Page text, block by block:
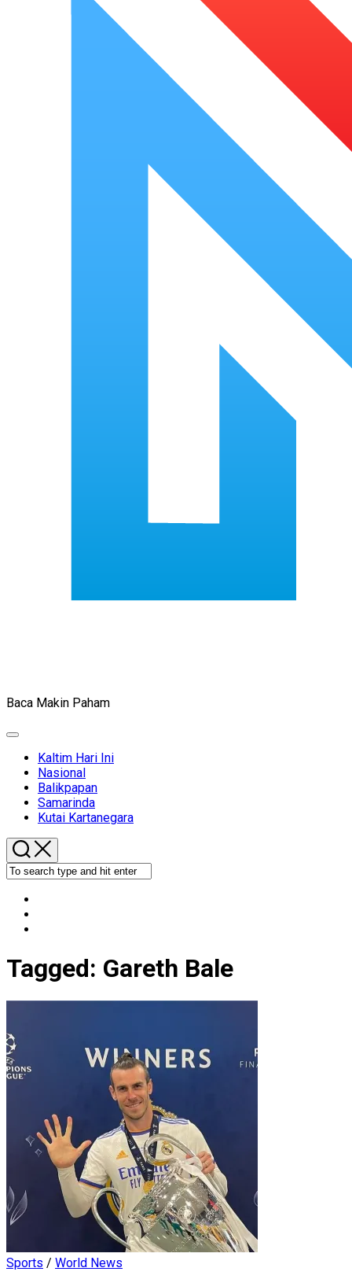
Baca Makin Paham
Expand
Kaltim Hari Ini
Nasional
Balikpapan
Samarinda
Kutai Kartanegara
Tagged: Gareth Bale
Sports / World News